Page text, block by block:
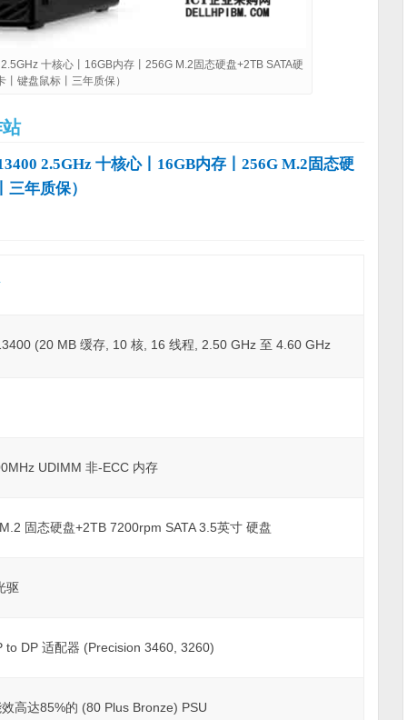
十核心丨16GB内存丨256G M.2固态硬盘+2TB SATA硬
键盘鼠标丨三年质保）
2.5GHz 十核心丨16GB内存丨256G M.2固态硬
年质保）
(20 MB 缓存, 10 核, 16 线程, 2.50 GHz 至 4.60 GHz
UDIMM 非-ECC 内存
固态硬盘+2TB 7200rpm SATA 3.5英寸 硬盘
驱
DP 适配器 (Precision 3460, 3260)
高达85%的 (80 Plus Bronze) PSU